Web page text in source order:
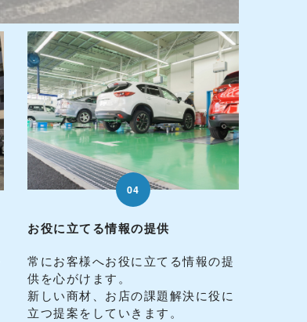
04
お役に立てる情報の提供
常にお客様へお役に立てる情報の提
供を心がけます。
新しい商材、お店の課題解決に役に
立つ提案をしていきます。